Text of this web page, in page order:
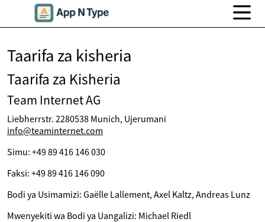
Taarifa za kisheria
Taarifa za Kisheria
Team Internet AG
Liebherrstr. 2280538 Munich, Ujerumani
info@teaminternet.com
Simu: +49 89 416 146 030
Faksi: +49 89 416 146 090
Bodi ya Usimamizi: Gaëlle Lallement, Axel Kaltz, Andreas Lunz
Mwenyekiti wa Bodi ya Uangalizi: Michael Riedl